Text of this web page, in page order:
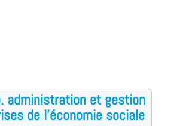
administration et gestion
de l'économie sociale